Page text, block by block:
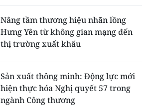
Nâng tầm thương hiệu nhãn lồng
Hưng Yên từ không gian mạng đến
thị trường xuất khẩu
Sản xuất thông minh: Động lực mới
hiện thực hóa Nghị quyết 57 trong
ngành Công thương